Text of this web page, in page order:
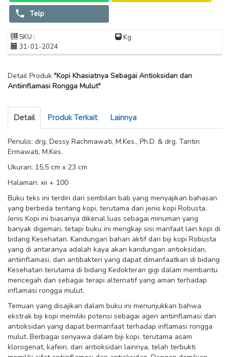
Telp
SKU :
Kg
31-01-2024
Detail Produk "Kopi Khasiatnya Sebagai Antioksidan dan
Antiinflamasi Rongga Mulut"
Detail Produk Terkait Lainnya
Penulis: drg. Dessy Rachmawati, M.Kes., Ph.D. & drg. Tantin
Ermawati, M.Kes.
Ukuran: 15,5 cm x 23 cm
Halaman: xii + 100
Buku teks ini terdiri dari sembilan bab yang menyajikan bahasan
yang berbeda tentang kopi, terutama dari jenis kopi Robusta.
Jenis Kopi ini biasanya dikenal luas sebagai minuman yang
banyak digemari, tetapi buku ini mengkaji sisi manfaat lain kopi di
bidang Kesehatan. Kandungan bahan aktif dari biji kopi Robusta
yang di antaranya adalah kaya akan kandungan antioksidan,
antiinflamasi, dan antibakteri yang dapat dimanfaatkan di bidang
Kesehatan terutama di bidang Kedokteran gigi dalam membantu
mencegah dan sebagai terapi alternatif yang aman terhadap
inflamasi rongga mulut.
Temuan yang disajikan dalam buku ini menunjukkan bahwa
ekstrak biji kopi memiliki potensi sebagai agen antiinflamasi dan
antioksidan yang dapat bermanfaat terhadap inflamasi rongga
mulut. Berbagai senyawa dalam biji kopi, terutama asam
klorogenat, kafein, dan antioksidan lainnya, telah terbukti